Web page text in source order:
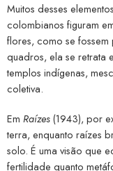
Muitos desses
colombianos figuram
flores, como se
quadros, ela se retrata
templos indígenas,
coletiva.
Em Raízes(1943), por
terra, enquanto raízes
solo. É uma visão que
fertilidade quanto